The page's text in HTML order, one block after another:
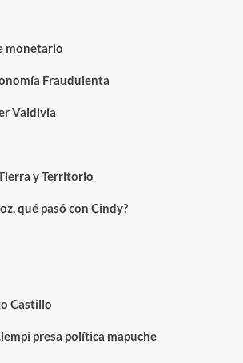
monetario
Fraudulenta
Valdivia
y Territorio
qué pasó con Cindy?
Castillo
presa política mapuche